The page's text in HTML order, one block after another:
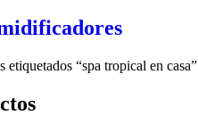
etiquetados “spa tropical en casa”